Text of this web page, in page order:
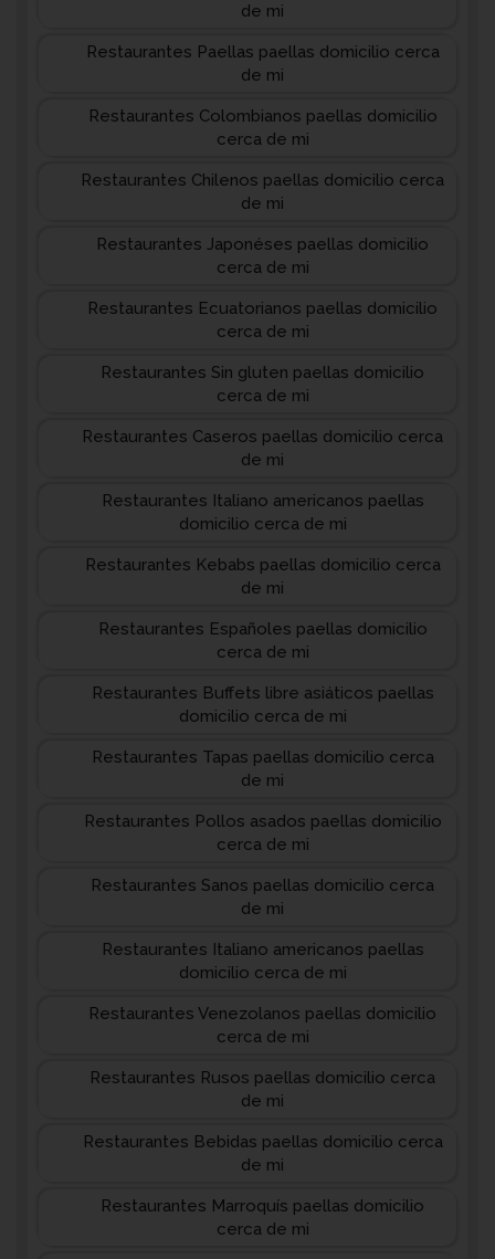
de mi
Restaurantes Paellas paellas domicilio cerca
de mi
Restaurantes Colombianos paellas domicilio
cerca de mi
Restaurantes Chilenos paellas domicilio cerca
de mi
Restaurantes Japonéses paellas domicilio
cerca de mi
Restaurantes Ecuatorianos paellas domicilio
cerca de mi
Restaurantes Sin gluten paellas domicilio
cerca de mi
Restaurantes Caseros paellas domicilio cerca
de mi
Restaurantes Italiano americanos paellas
domicilio cerca de mi
Restaurantes Kebabs paellas domicilio cerca
de mi
Restaurantes Españoles paellas domicilio
cerca de mi
Restaurantes Buffets libre asiáticos paellas
domicilio cerca de mi
Restaurantes Tapas paellas domicilio cerca
de mi
Restaurantes Pollos asados paellas domicilio
cerca de mi
Restaurantes Sanos paellas domicilio cerca
de mi
Restaurantes Italiano americanos paellas
domicilio cerca de mi
Restaurantes Venezolanos paellas domicilio
cerca de mi
Restaurantes Rusos paellas domicilio cerca
de mi
Restaurantes Bebidas paellas domicilio cerca
de mi
Restaurantes Marroquís paellas domicilio
cerca de mi